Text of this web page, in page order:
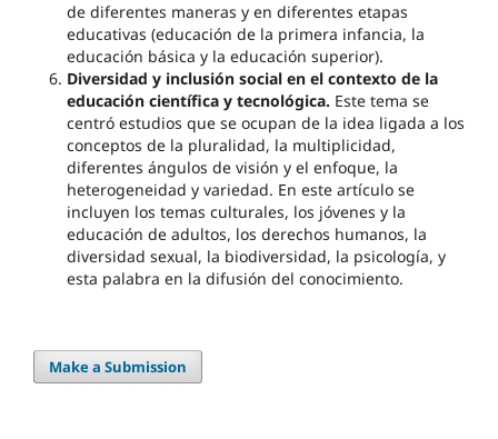
de diferentes maneras y en diferentes etapas
educativas (educación de la primera infancia, la
educación básica y la educación superior).
Diversidad y inclusión social en el contexto de la
educación científica y tecnológica. Este tema se
centró estudios que se ocupan de la idea ligada a los
conceptos de la pluralidad, la multiplicidad,
diferentes ángulos de visión y el enfoque, la
heterogeneidad y variedad. En este artículo se
incluyen los temas culturales, los jóvenes y la
educación de adultos, los derechos humanos, la
diversidad sexual, la biodiversidad, la psicología, y
esta palabra en la difusión del conocimiento.
Make a Submission